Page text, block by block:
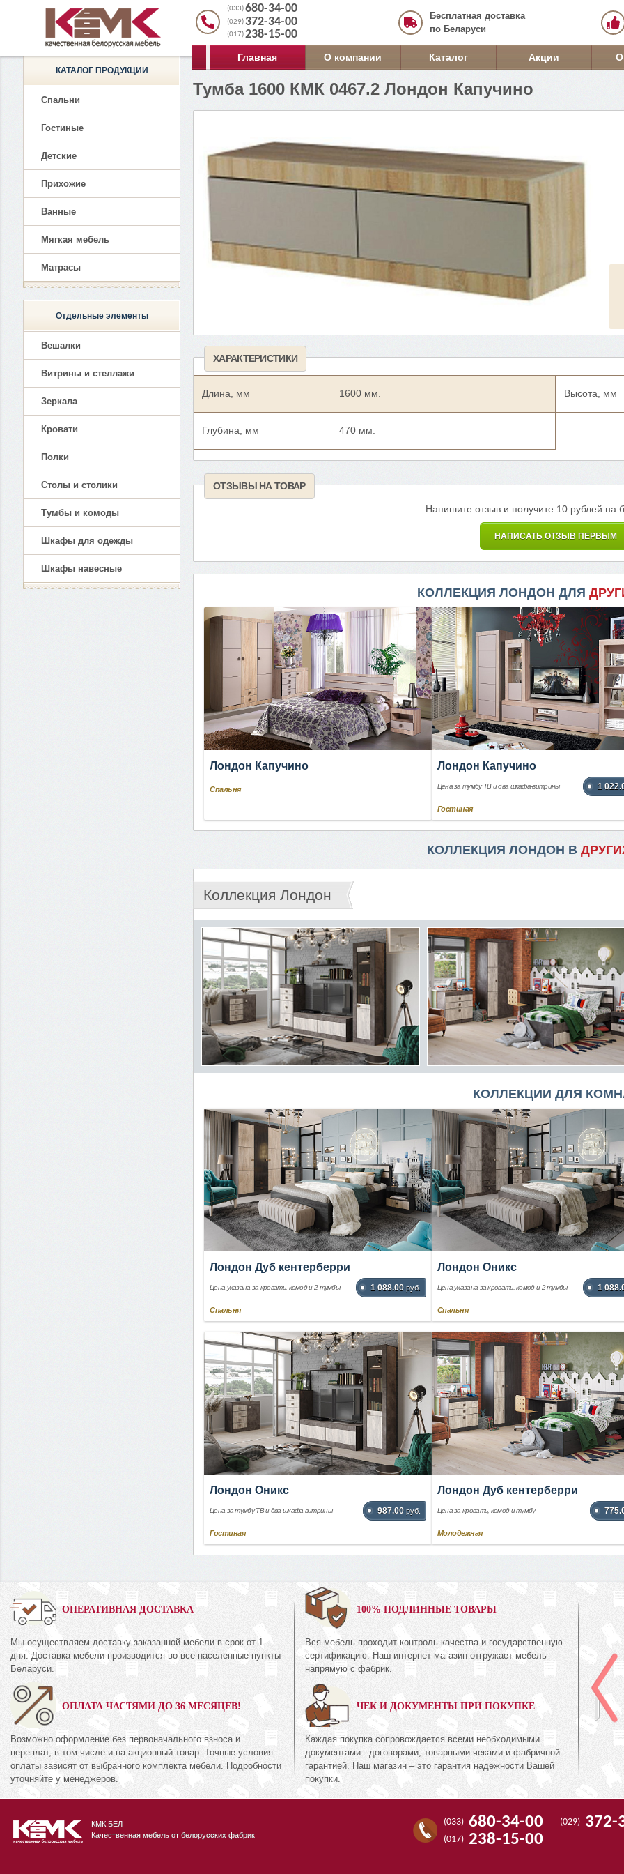
(033)680-34-00
(029) 372-34-00
(017)238-15-00
Бесплатная доставка
по Беларуси
Главная О компании Каталог Акции
Тумба 1600 КМК 0467.2 Лондон Капучино
ХАРАКТЕРИСТИКИ
Длина, мм 1600 мм.
Глубина, мм 470 мм.
Высота, мм
ОТЗЫВЫ НА ТОВАР
Напишите отзыв и получите 10 рублей на
НАПИСАТЬ ОТЗЫВ ПЕРВЫМ
КОЛЛЕКЦИЯ ЛОНДОН ДЛЯ
Лондон Капучино
Спальня
Лондон Капучино
Цена за тумбу ТВ и два шкафа-витрины 1
Гостиная
КОЛЛЕКЦИЯ ЛОНДОН В
Коллекция Лондон
КОЛЛЕКЦИИ ДЛЯ
Лондон Дуб кентерберри
Цена указана за кровать, комод и 2 тумбы 1 088.00 руб.
Спальня
Лондон Оникс
Цена указана за кровать, комод и 2 тумбы 1
Спальня
Лондон Оникс
Цена за тумбу ТВ и два шкафа-витрины 987.00 руб.
Гостиная
Лондон Дуб кентерберри
Цена за кровать, комод и тумбу
Молодежная
КАТАЛОГ ПРОДУКЦИИ
Спальни
Гостиные
Детские
Прихожие
Ванные
Мягкая мебель
Матрасы
Отдельные элементы
Вешалки
Витрины и стеллажи
Зеркала
Кровати
Полки
Столы и столики
Тумбы и комоды
Шкафы для одежды
Шкафы навесные
ОПЕРАТИВНАЯ ДОСТАВКА
Мы осуществляем доставку заказанной мебели в срок от 1
дня. Доставка мебели производится во все населенные пункты
Беларуси.
ОПЛАТА ЧАСТЯМИ ДО 36 МЕСЯЦЕВ!
Возможно оформление без первоначального взноса и
переплат, в том числе и на акционный товар. Точные условия
оплаты зависят от выбранного комплекта мебели. Подробности
уточняйте у менеджеров.
100% ПОДЛИННЫЕ ТОВАРЫ
Вся мебель проходит контроль качества и государственную
сертификацию. Наш интернет-магазин отгружает мебель
напрямую с фабрик.
ЧЕК И ДОКУМЕНТЫ ПРИ ПОКУПКЕ
Каждая покупка сопровождается всеми необходимыми
документами - договорами, товарными чеками и фабричной
гарантией. Наш магазин – это гарантия надежности Вашей
покупки.
руб. 371
Комод
КМК 0435.2
Коллекция «Амелия Орех
894
0%
Шкаф для одежды
1 395 1 395
КМК.БЕЛ
Качественная мебель от белорусских фабрик
(033) 680-34-00 (029) 372-
(017) 238-15-00